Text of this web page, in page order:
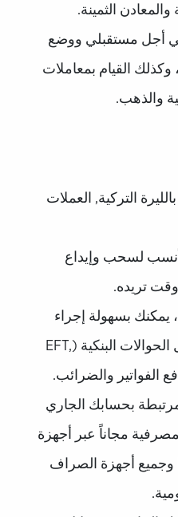
والمعادن الثمينة.
أجل مستقبلي ووضع
وكذلك القيام بمعاملات
والذهب.
التركية, العملات
لسحب وإيداع
تريده.
بسهولة إجراء
العديد من المعاملات مثل الحوالات البنكية (EFT,
بحسابك الجاري
مجاناً عبر أجهزة
وجميع أجهزة الصراف